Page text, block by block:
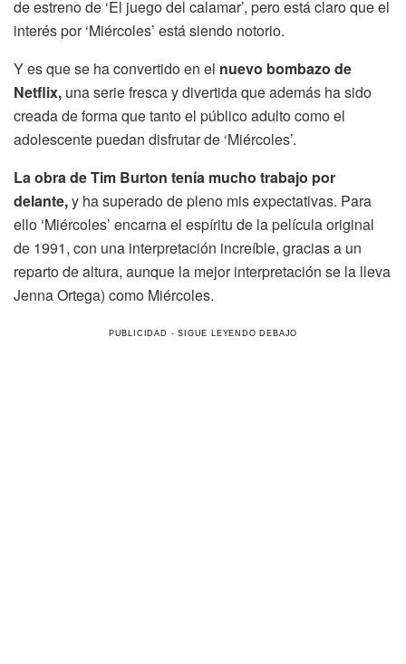
de estreno de ‘El juego del calamar’, pero está claro que el
interés por ‘Miércoles’ está siendo notorio.
Y es que se ha convertido en el nuevo bombazo de
Netflix, una serie fresca y divertida que además ha sido
creada de forma que tanto el público adulto como el
adolescente puedan disfrutar de ‘Miércoles’.
La obra de Tim Burton tenía mucho trabajo por
delante,y ha superado de pleno mis expectativas. Para
ello ‘Miércoles’ encarna el espíritu de la película original
de 1991, con una interpretación increíble, gracias a un
reparto de altura, aunque la mejor interpretación se la lleva
Jenna Ortega) como Miércoles.